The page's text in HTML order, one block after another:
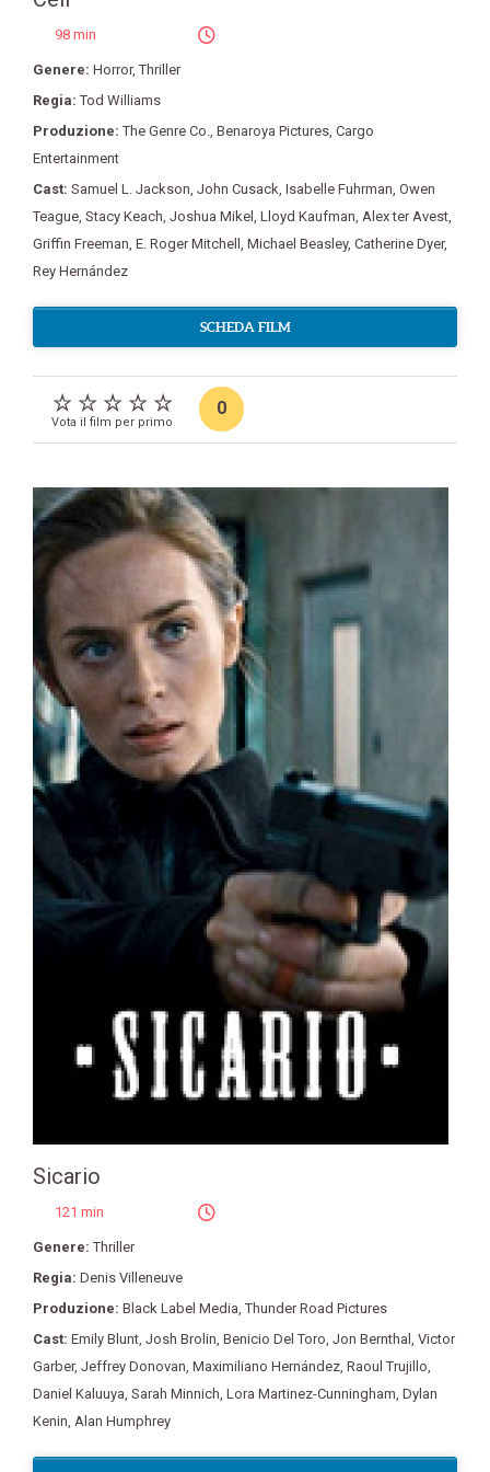
98 min
Genere: Horror,Thriller
Regia:Tod Williams
Produzione:The Genre Co. Benaroya Pictures Cargo
Entertainment
Cast: Samuel L. Jackson John Cusack Isabelle Fuhrman Owen
Teague Stacy Keach Joshua Mikel Lloyd Kaufman Alex ter Avest
Griffin Freeman E. Roger Mitchell Michael Beasley, Catherine Dyer,
Rey Hernández
SCHEDA FILM
Vota il film per primo
0
Sicario
121 min
Genere:Thriller
Regia: Denis Villeneuve
Produzione: Black Label Media,Thunder Road Pictures
Cast: Emily Blunt, Josh Brolin, Benicio Del Toro, Jon Bernthal , Victor
Garber, Jeffrey Donovan, Maximiliano Hernández, Raoul Trujillo,
Daniel Kaluuya, Sarah Minnich, Lora Martinez-Cunningham, Dylan
Kenin, Alan Humphrey